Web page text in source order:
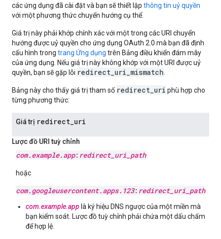
các ứng dụng đã cài đặt và bạn sẽ thiết lập thông tin uỷ quyền
với một phương thức chuyển hướng cụ thể.
Giá trị này phải khớp chính xác với một trong các URI chuyển
hướng được uỷ quyền cho ứng dụng OAuth 2.0 mà bạn đã định
cấu hình trong trang Ứng dụng trên Bảng điều khiển đám mây
của ứng dụng. Nếu giá trị này không khớp với một URI được uỷ
quyền, bạn sẽ gặp lỗi redirect_uri_mismatch
Bảng này cho thấy giá trị tham số redirect_uri phù hợp cho
từng phương thức:
Giá trị redirect uri
Lược đồ URI tuỳ chỉnh
com.example.app: redirect_ uri path
hoặc
com.googleusercontent.apps. 123: redirect_ uri path
com.example.app là ký hiệu DNS ngược của một miền mà
bạn kiểm soát. Lược đồ tuỳ chỉnh phải chứa một dấu chấm
để hợp lệ.